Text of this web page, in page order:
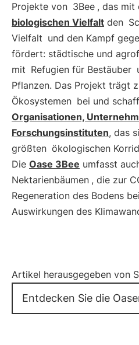
Projekte von 3Bee , das mit
biologischen Vielfalt den
Vielfalt und den Kampf
fördert: städtische und
mit Refugien für Bestäuber
Pflanzen. Das Projekt trägt
Ökosystemen bei und
Organisationen,
Forschungsinstituten, das
größten ökologischen
Die Oase 3Bee umfasst
Nektarienbäumen , die zur
Regeneration des Bodens
Auswirkungen des
Artikel herausgegeben von
Entdecken Sie die